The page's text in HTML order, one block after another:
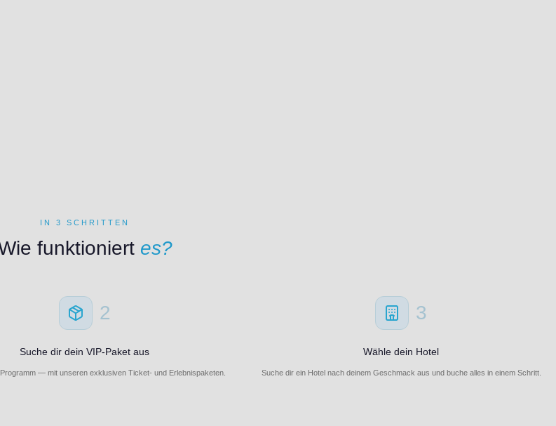
IN 3 SCHRITTEN
funktioniert es?
2
Suche dir dein VIP-Paket aus
— mit unseren exklusiven Ticket- und Erlebnispaketen.
3
Wähle dein Hotel
Suche dir ein Hotel nach deinem Geschmack aus und buche alles in einem Schritt.